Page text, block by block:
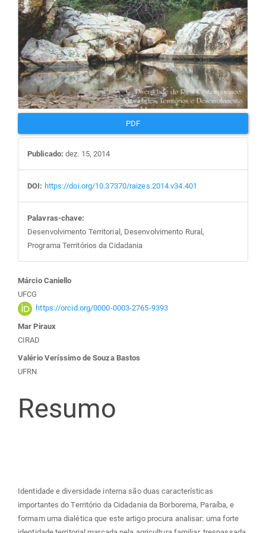
PDF
Publicado: dez. 15, 2014
DOI: https://doi.org/10.37370/raizes.2014.v34.401
Palavras-chave:
Desenvolvimento Territorial, Desenvolvimento Rural,
Programa Territórios da Cidadania
Conteúdo
do
artigo
principal
Márcio Caniello
UFCG
https://orcid.org/0000-0003-2765-9393
Mar Piraux
CIRAD
Valério Veríssimo de Souza Bastos
UFRN
Resumo
Identidade e diversidade interna são duas características
importantes do Território da Cidadania da Borborema, Paraíba, e
formam uma dialética que este artigo procura analisar: uma forte